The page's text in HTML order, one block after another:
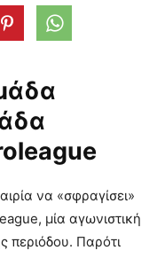
να «σφραγίσει»
μία αγωνιστική
περιόδου. Παρότι